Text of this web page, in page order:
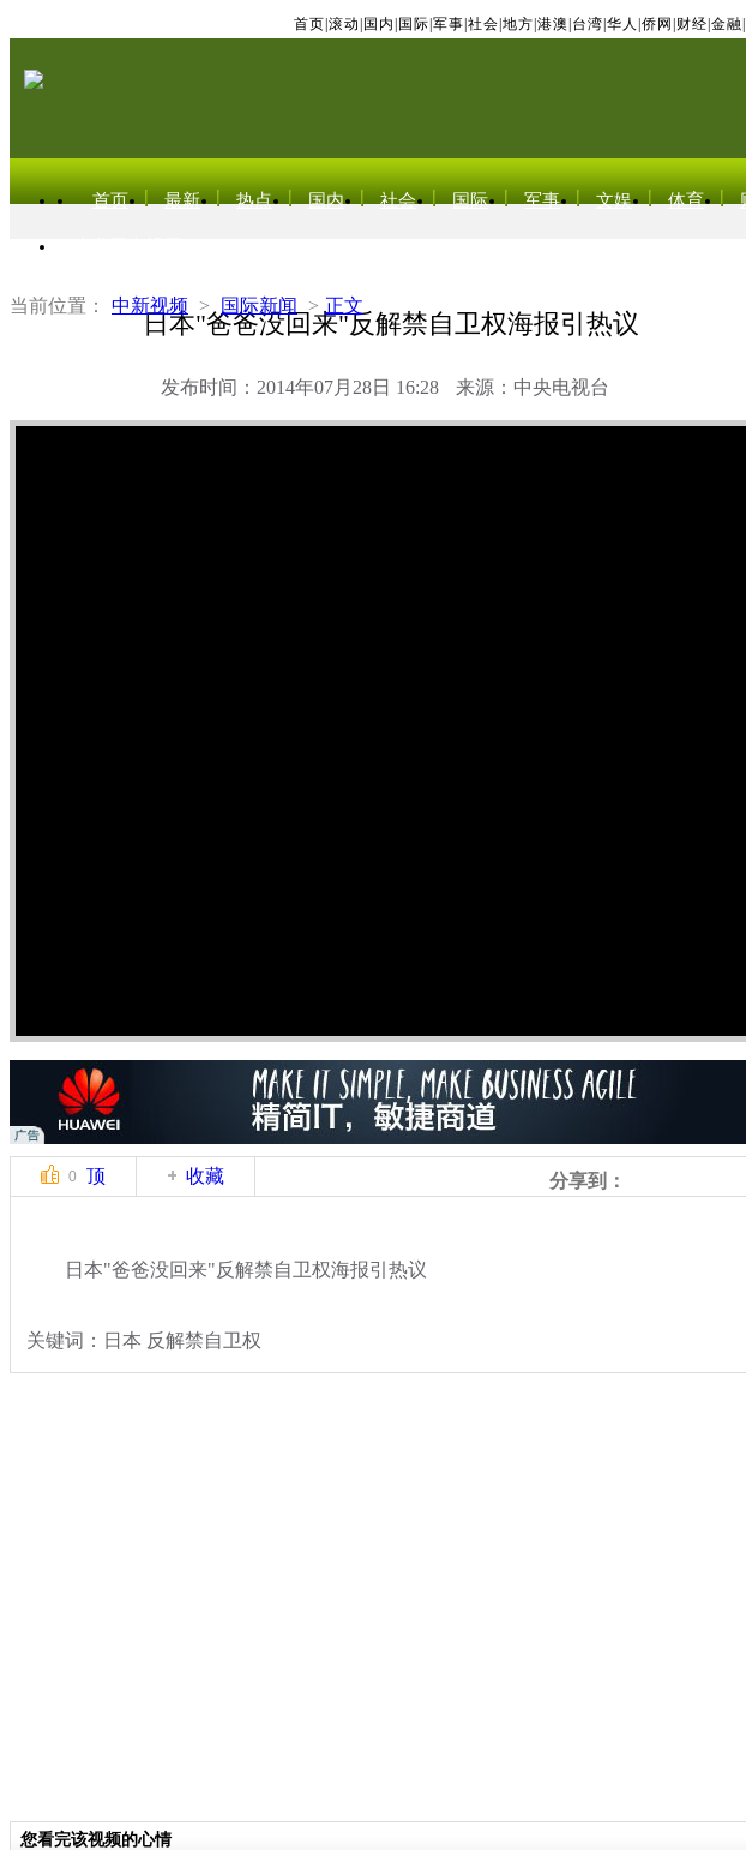
首页 滚动 国内 国际 军事 社会 地方 港澳 台湾 华人 侨网 财经 金融
首页 最新 热点 国内 社会 国际 军事 文娱 体育
当前位置： 中新视频 > 国际新闻 > 正文
日本"爸爸没回来"反解禁自卫权海报引热议
发布时间：2014年07月28日 16:28 来源：中央电视台
0 顶 收藏 分享到：
日本"爸爸没回来"反解禁自卫权海报引热议
关键词：日本 反解禁自卫权
您看完该视频的心情